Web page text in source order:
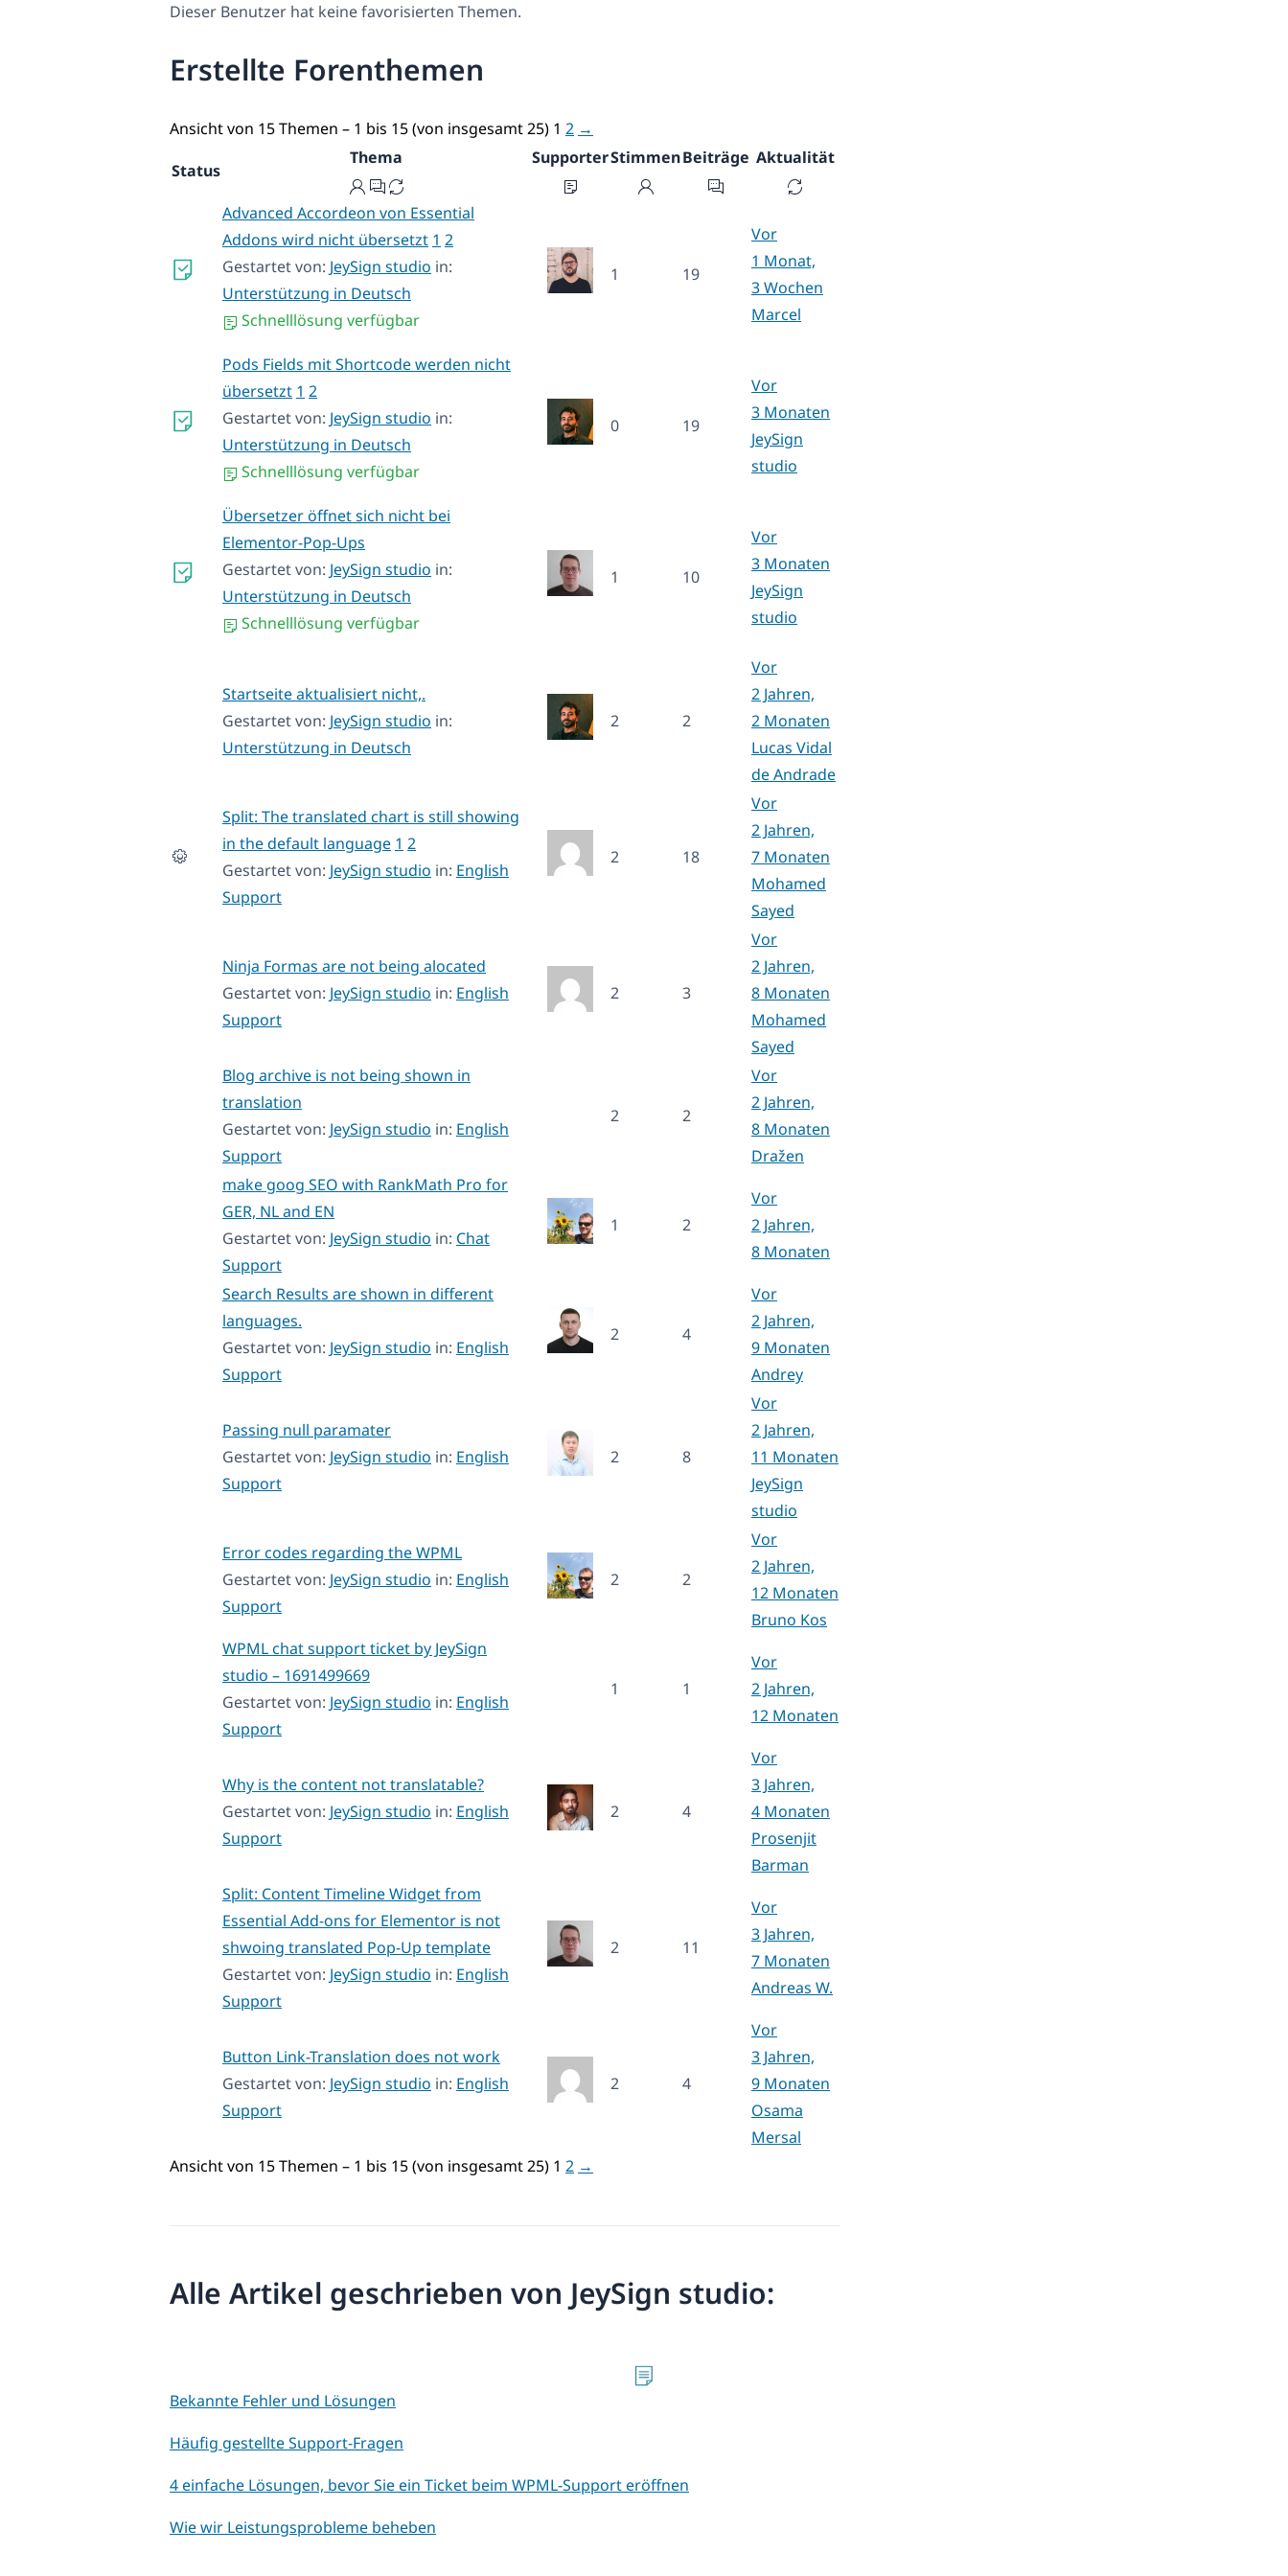
Dieser Benutzer hat keine favorisierten Themen.
Erstellte Forenthemen
Ansicht von 15 Themen – 1 bis 15 (von insgesamt 25) 1 2 →
Status
Thema SupporterStimmenBeiträge Aktualität
Advanced Accordeon von Essential
Addons wird nicht übersetzt 1 2
Gestartet von: JeySign studio in:
Unterstützung in Deutsch
Schnelllösung verfügbar
1 19
Vor
1 Monat,
3 Wochen
Marcel
Pods Fields mit Shortcode werden nicht
übersetzt 1 2
Gestartet von: JeySign studio in:
Unterstützung in Deutsch
Schnelllösung verfügbar
0 19
Vor
3 Monaten
JeySign
studio
Übersetzer öffnet sich nicht bei
Elementor-Pop-Ups
Gestartet von: JeySign studio in:
Unterstützung in Deutsch
Schnelllösung verfügbar
1 10
Vor
3 Monaten
JeySign
studio
Startseite aktualisiert nicht,.
Gestartet von: JeySign studio in:
Unterstützung in Deutsch
2 2
Vor
2 Jahren,
2 Monaten
Lucas Vidal
de Andrade
Split: The translated chart is still showing
in the default language 1 2
Gestartet von: JeySign studio in: English
Support
2 18
Vor
2 Jahren,
7 Monaten
Mohamed
Sayed
Ninja Formas are not being alocated
Gestartet von: JeySign studio in: English
Support
2 3
Vor
2 Jahren,
8 Monaten
Mohamed
Sayed
Blog archive is not being shown in
translation
Gestartet von: JeySign studio in: English
Support
2 2
Vor
2 Jahren,
8 Monaten
Dražen
make goog SEO with RankMath Pro for
GER, NL and EN
Gestartet von: JeySign studio in: Chat
Support
1 2
Vor
2 Jahren,
8 Monaten
Search Results are shown in different
languages.
Gestartet von: JeySign studio in: English
Support
2 4
Vor
2 Jahren,
9 Monaten
Andrey
Passing null paramater
Gestartet von: JeySign studio in: English
Support
2 8
Vor
2 Jahren,
11 Monaten
JeySign
studio
Error codes regarding the WPML
Gestartet von: JeySign studio in: English
Support
2 2
Vor
2 Jahren,
12 Monaten
Bruno Kos
WPML chat support ticket by JeySign
studio – 1691499669
Gestartet von: JeySign studio in: English
Support
1 1
Vor
2 Jahren,
12 Monaten
Why is the content not translatable?
Gestartet von: JeySign studio in: English
Support
2 4
Vor
3 Jahren,
4 Monaten
Prosenjit
Barman
Split: Content Timeline Widget from
Essential Add-ons for Elementor is not
shwoing translated Pop-Up template
Gestartet von: JeySign studio in: English
Support
2 11
Vor
3 Jahren,
7 Monaten
Andreas W.
Button Link-Translation does not work
Gestartet von: JeySign studio in: English
Support
2 4
Vor
3 Jahren,
9 Monaten
Osama
Mersal
Ansicht von 15 Themen – 1 bis 15 (von insgesamt 25) 1 2 →
Alle Artikel geschrieben von JeySign studio:
Bekannte Fehler und Lösungen
Häufig gestellte Support-Fragen
4 einfache Lösungen, bevor Sie ein Ticket beim WPML-Support eröffnen
Wie wir Leistungsprobleme beheben